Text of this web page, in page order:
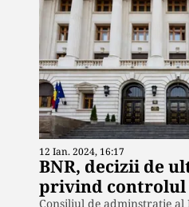
12 Ian. 2024, 16:17
BNR, decizii de
privind
Consiliul de adminstrație al